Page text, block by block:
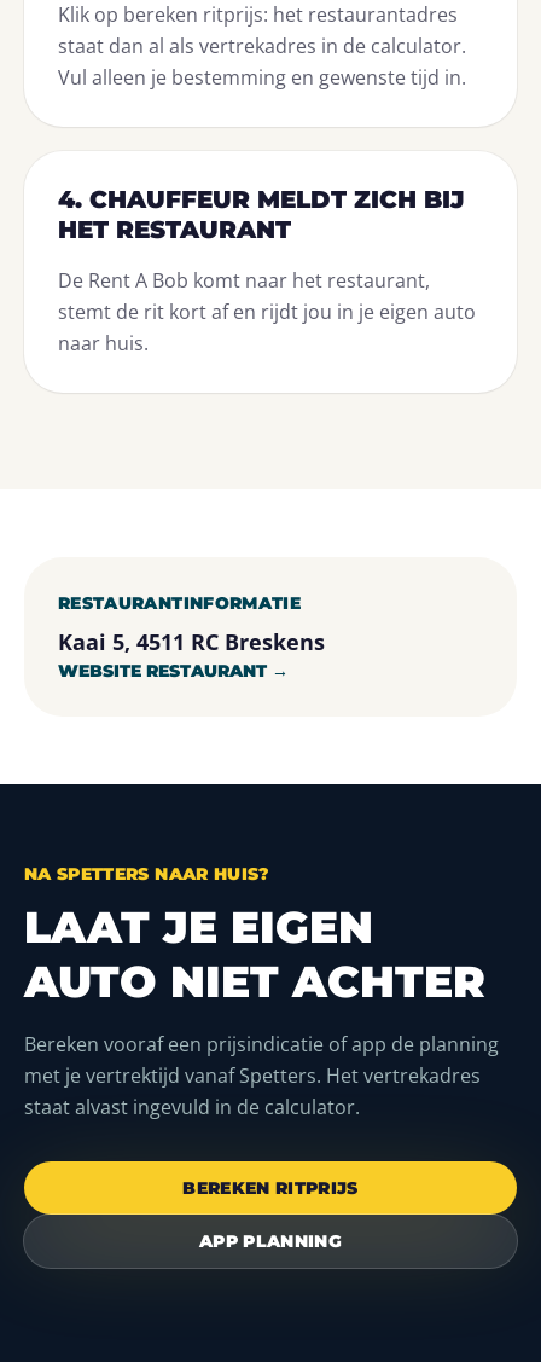
Klik op bereken ritprijs: het restaurantadres
staat dan al als vertrekadres in de calculator.
Vul alleen je bestemming en gewenste tijd in.
4. CHAUFFEUR MELDT ZICH BIJ
HET RESTAURANT
De Rent A Bob komt naar het restaurant,
stemt de rit kort af en rijdt jou in je eigen auto
naar huis.
RESTAURANTINFORMATIE
Kaai 5, 4511 RC Breskens
WEBSITE RESTAURANT →
NA SPETTERS NAAR HUIS?
LAAT JE EIGEN
AUTO NIET ACHTER
Bereken vooraf een prijsindicatie of app de planning
met je vertrektijd vanaf Spetters. Het vertrekadres
staat alvast ingevuld in de calculator.
BEREKEN RITPRIJS
APP PLANNING